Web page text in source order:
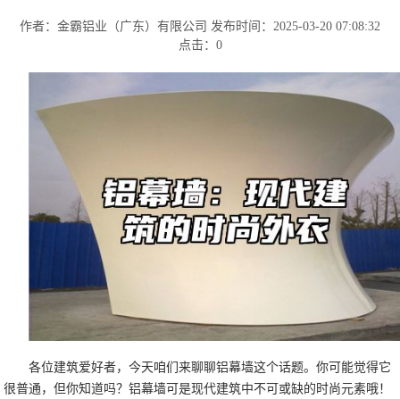
作者：金霸铝业（广东）有限公司 发布时间：2025-03-20 07:08:32
点击： 0
各位建筑爱好者，今天咱们来聊聊铝幕墙这个话题。你可能觉得它
很普通，但你知道吗？铝幕墙可是现代建筑中不可或缺的时尚元素哦！